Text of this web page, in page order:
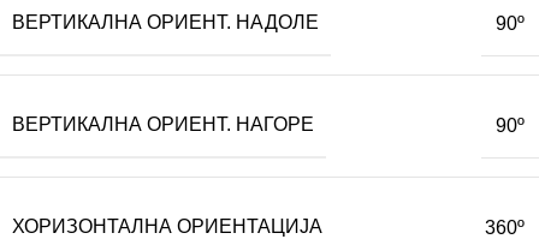
ВЕРТИКАЛНА ОРИЕНТ. НАДОЛЕ 90º
ВЕРТИКАЛНА ОРИЕНТ. НАГОРЕ 90º
ХОРИЗОНТАЛНА ОРИЕНТАЦИЈА 360º